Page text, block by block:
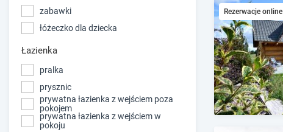
zabawki
łóżeczko dla dziecka
Łazienka
pralka
prysznic
prywatna łazienka z wejściem poza
pokojem
prywatna łazienka z wejściem w
pokoju
Rezerwacje online